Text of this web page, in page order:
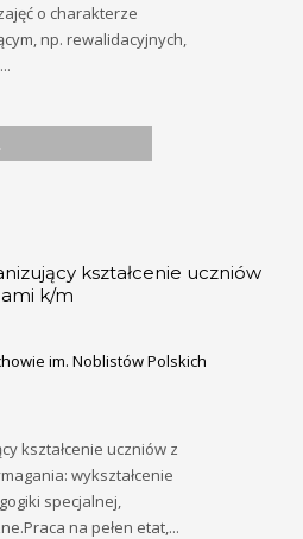
o charakterze
np. rewalidacyjnych,
kształcenie uczniów
k/m
im. Noblistów Polskich
kształcenie uczniów z
wykształcenie
specjalnej,
na pełen etat,...